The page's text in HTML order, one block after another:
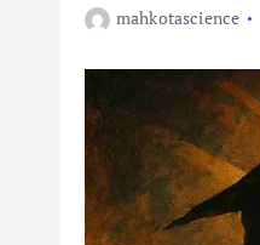
mahkotascience